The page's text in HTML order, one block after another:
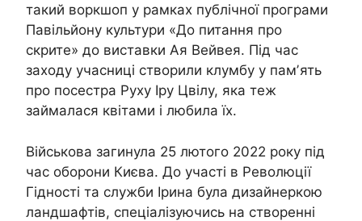
такий воркшоп у рамках публічної програми
Павільйону культури «До питання про
скрите» до виставки Ая Вейвея. Під час
заходу учасниці створили клумбу у памʼять
про посестра Руху Іру Цвілу, яка теж
займалася квітами і любила їх.
Військова загинула 25 лютого 2022 року під
час оборони Києва. До участі в Революції
Гідності та служби Ірина була дизайнеркою
ландшафтів, спеціалізуючись на створенні